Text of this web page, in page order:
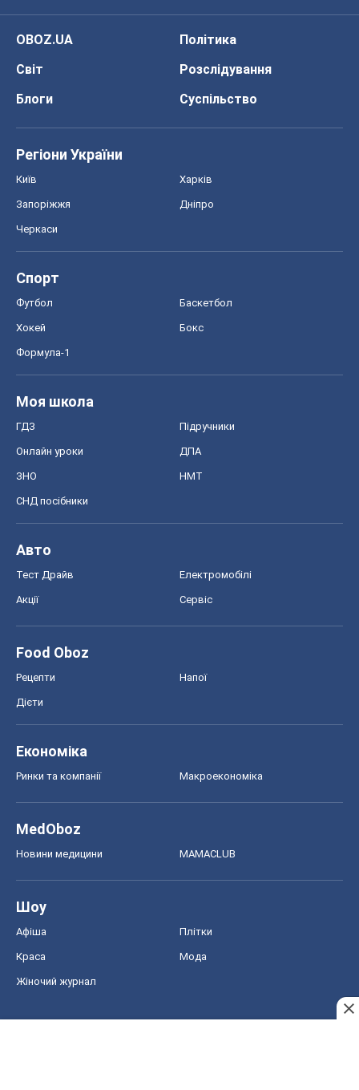
OBOZ.UA
Політика
Світ
Розслідування
Блоги
Суспільство
Регіони України
Київ Харків
Запоріжжя Дніпро
Черкаси
Спорт
Футбол Баскетбол
Хокей Бокс
Формула-1
Моя школа
ГДЗ Підручники
Онлайн уроки ДПА
ЗНО НМТ
СНД посібники
Авто
Тест Драйв Електромобілі
Акції Сервіс
Food Oboz
Рецепти Напої
Дієти
Економіка
Ринки та компанії Макроекономіка
MedOboz
Новини медицини MAMACLUB
Шоу
Афіша Плітки
Краса Мода
Жіночий журнал